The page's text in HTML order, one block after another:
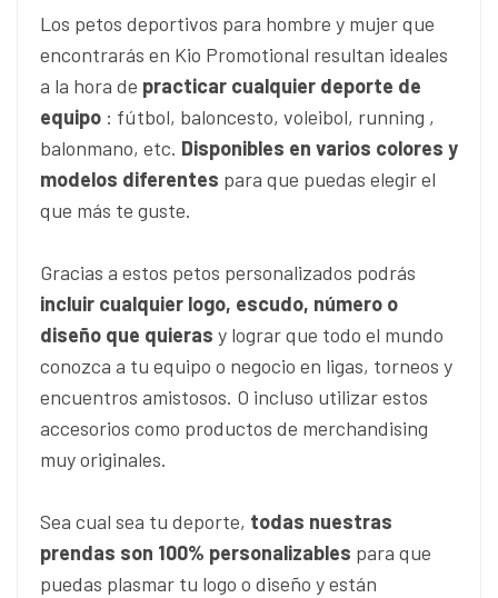
Los petos deportivos para hombre y mujer que
encontrarás en Kio Promotional resultan ideales
a la hora de practicar cualquier deporte de
equipo : fútbol, baloncesto, voleibol, running ,
balonmano, etc. Disponibles en varios colores y
modelos diferentes para que puedas elegir el
que más te guste.
Gracias a estos petos personalizados podrás
incluir cualquier logo, escudo, número o
diseño que quieras y lograr que todo el mundo
conozca a tu equipo o negocio en ligas, torneos y
encuentros amistosos. O incluso utilizar estos
accesorios como productos de merchandising
muy originales.
Sea cual sea tu deporte, todas nuestras
prendas son 100% personalizables para que
puedas plasmar tu logo o diseño y están